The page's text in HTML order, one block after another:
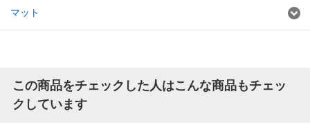
マット
この商品をチェックした人はこんな商品もチェッ
クしています